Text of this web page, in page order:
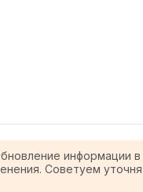
информации
Советуем